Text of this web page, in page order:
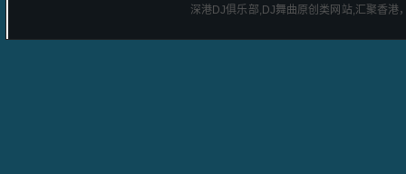
深港DJ俱乐部,DJ舞曲原创类网站,汇聚香港